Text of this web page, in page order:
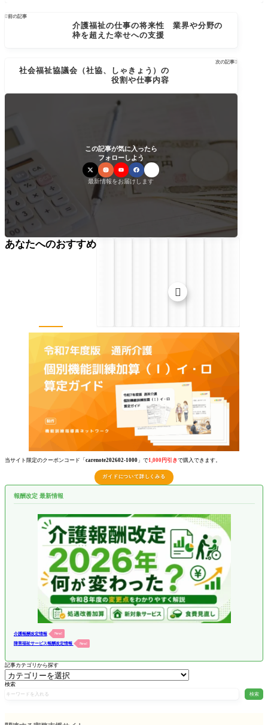
前の記事
介護福祉の仕事の将来性 業界や分野の
枠を超えた幸せへの支援
次の記事
社会福祉協議会（社協、しゃきょう）の
役割や仕事内容
この記事が気に入ったら
フォローしよう
最新情報をお届けします
当サイト限定のクーポンコード「 carenote202602-1000 」で1,000円引きで購入できます。
ガイドについて詳しくみる
報酬改定 最新情報
介護報酬改定情報 New!
障害福祉サービス報酬改定情報 New!
記事カテゴリから探す
検索
検索
あなたへのおすすめ
